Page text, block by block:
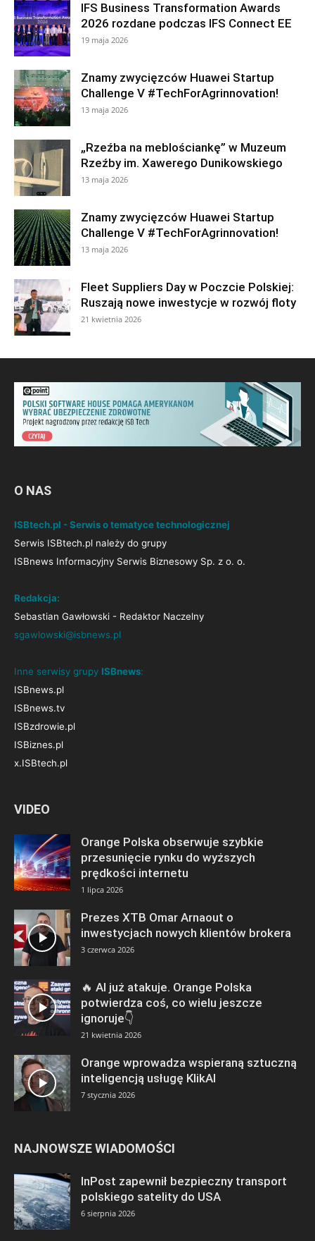
IFS Business Transformation Awards
2026 rozdane podczas IFS Connect EE
19 maja 2026
Znamy zwycięzców Huawei Startup
Challenge V #TechForAgrinnovation!
13 maja 2026
„Rzeźba na meblościankę” w Muzeum
Rzeźby im. Xawerego Dunikowskiego
13 maja 2026
Znamy zwycięzców Huawei Startup
Challenge V #TechForAgrinnovation!
13 maja 2026
Fleet Suppliers Day w Poczcie Polskiej:
Ruszają nowe inwestycje w rozwój floty
21 kwietnia 2026
O NAS
ISBtech.pl - Serwis o tematyce technologicznej
Serwis ISBtech.pl należy do grupy
ISBnews Informacyjny Serwis Biznesowy Sp. z o. o.
Redakcja:
Sebastian Gawłowski - Redaktor Naczelny
sgawlowski@isbnews.pl
Inne serwisy grupy ISBnews:
ISBnews.pl
ISBnews.tv
ISBzdrowie.pl
ISBiznes.pl
x.ISBtech.pl
VIDEO
Orange Polska obserwuje szybkie
przesunięcie rynku do wyższych
prędkości internetu
1 lipca 2026
Prezes XTB Omar Arnaout o
inwestycjach nowych klientów brokera
3 czerwca 2026
🔥 AI już atakuje. Orange Polska
potwierdza coś, co wielu jeszcze
ignoruje👇
21 kwietnia 2026
Orange wprowadza wspieraną sztuczną
inteligencją usługę KlikAI
7 stycznia 2026
NAJNOWSZE WIADOMOŚCI
InPost zapewnił bezpieczny transport
polskiego satelity do USA
6 sierpnia 2026